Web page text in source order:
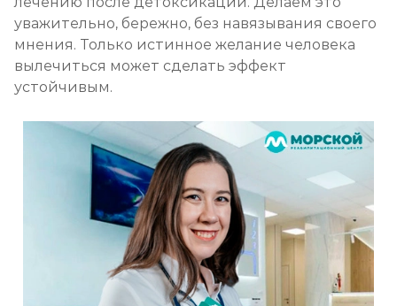
уважительно, бережно, без навязывания своего
мнения. Только истинное желание человека
вылечиться может сделать эффект
устойчивым.